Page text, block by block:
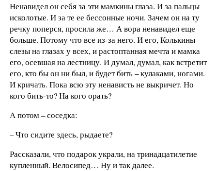
Ненавидел он себя за эти мамкины глаза. И за пальцы
исколотые. И за те ее бессонные ночи. Зачем он на ту
речку поперся, просила же… А вора ненавидел еще
больше. Потому что все из-за него. И его, Колькины
слезы на глазах у всех, и растоптанная мечта и мамка
его, осевшая на лестницу. И думал, думал, как встретит
его, кто бы он ни был, и будет бить – кулаками, ногами.
И кричать. Пока всю эту ненависть не выкричет. Но
кого бить-то? На кого орать?
А потом – соседка:
– Что сидите здесь, рыдаете?
Рассказали, что подарок украли, на тринадцатилетие
купленный. Велосипед… Ну и так далее.